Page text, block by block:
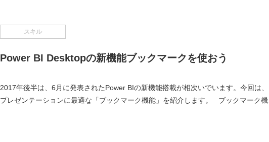
スキル
Power BI Desktopの新機能ブックマークを使おう
2017年後半は、6月に発表されたPower BIの新機能搭載が相次いでいます。今回は
プレゼンテーションに最適な「ブックマーク機能」を紹介します。 ブックマーク機